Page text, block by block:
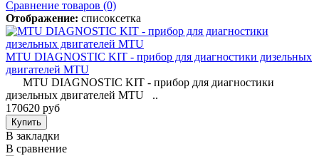
Сравнение товаров (0)
Отображение: списоксетка
MTU DIAGNOSTIC KIT - прибор для диагностики дизельных
двигателей MTU
MTU DIAGNOSTIC KIT - прибор для диагностики
дизельных двигателей MTU ..
170620 руб
В закладки
В сравнение